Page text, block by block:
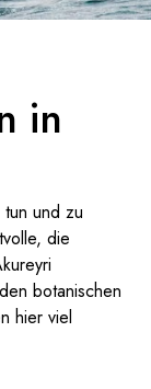
in
und zu
die
botanischen
hier viel